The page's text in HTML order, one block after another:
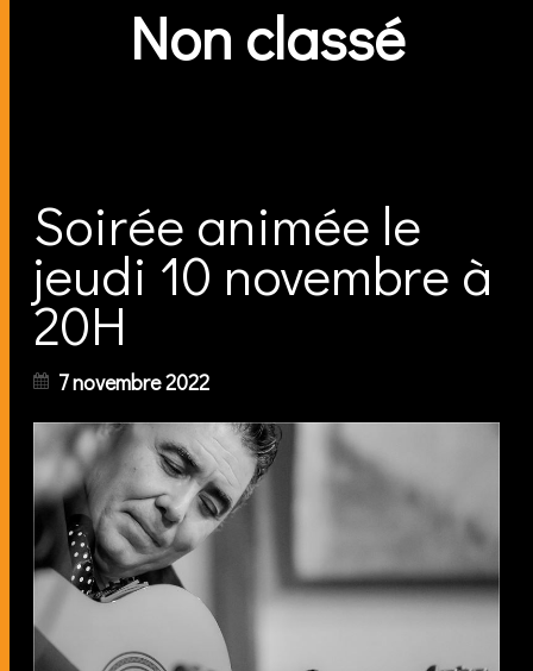
Non classé
Soirée animée le
jeudi 10 novembre à
20H
7 novembre 2022